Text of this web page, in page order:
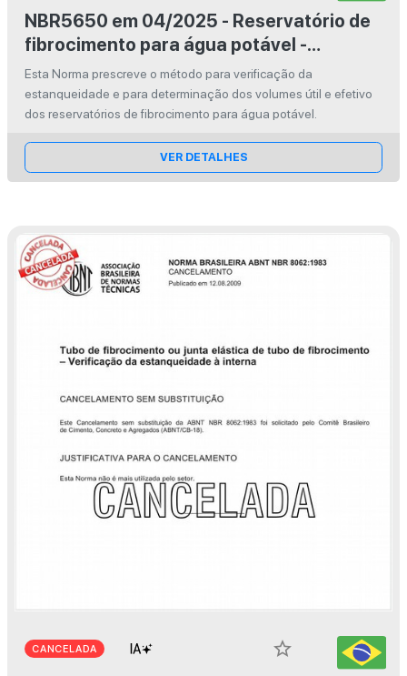
NBR5650 em 04/2025 - Reservatório de
fibrocimento para água potável -
Verificação da estanqueidade e
determinação dos volumes útil e efetivo
Esta Norma prescreve o método para verificação da
estanqueidade e para determinação dos volumes útil e efetivo
dos reservatórios de fibrocimento para água potável.
VER DETALHES
CANCELADA
star_border